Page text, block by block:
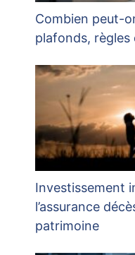
Combien peut-
plafonds,
Investissement
l’assurance
patrimoine